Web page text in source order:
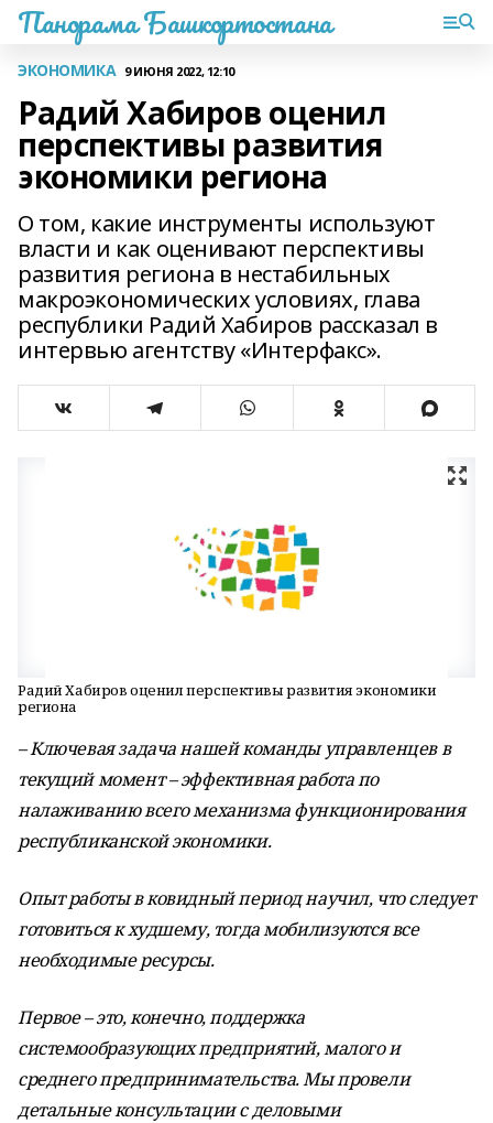
Панорама Башкортостана
ЭКОНОМИКА 9 ИЮНЯ 2022, 12:10
Радий Хабиров оценил
перспективы развития
экономики региона
О том, какие инструменты используют
власти и как оценивают перспективы
развития региона в нестабильных
макроэкономических условиях, глава
республики Радий Хабиров рассказал в
интервью агентству «Интерфакс».
Радий Хабиров оценил перспективы развития экономики
региона
– Ключевая задача нашей команды управленцев в
текущий момент – эффективная работа по
налаживанию всего механизма функционирования
республиканской экономики.
Опыт работы в ковидный период научил, что следует
готовиться к худшему, тогда мобилизуются все
необходимые ресурсы.
Первое – это, конечно, поддержка
системообразующих предприятий, малого и
среднего предпринимательства. Мы провели
детальные консультации с деловыми